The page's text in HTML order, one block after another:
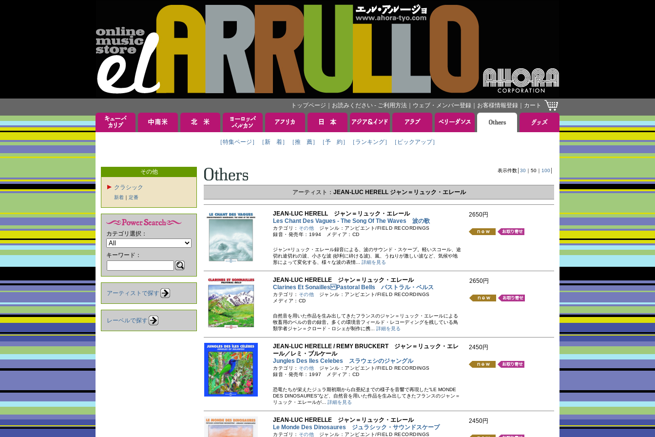
トップページ お読みください - ご利用方法 ウェブ・メンバー登録 お客様情報登録 カート
［特集ページ］ ［新 着］ ［推 薦］ ［予 約］ ［ランキング］ ［ピックアップ］
その他
クラシック
新着 ｜ 定番
カテゴリ選択：
キーワード：
アーティストで探す
レーベルで探す
表示件数│ 30 ｜ 50 ｜ 100
アーティスト： JEAN-LUC HERELL ジャン＝リュック・エレール
JEAN-LUC HERELL ジャン＝リュック・エレール
Les Chant Des Vagues - The Song Of The Waves 波の歌
カテゴリ： その他 ジャンル：アンビエント/FIELD RECORDINGS
録音・発売年：1994 メディア：CD
ジャン=リュック・エレール録音による、波のサウンド・スケープ。軽いスコール、途
切れ途切れの波、小さな波 (砂利に砕ける波)、嵐、うねりが激しい波など、気候や地
形によって変化する、様々な波の表情... 詳細を見る
2650円
JEAN-LUC HERELLE ジャン＝リュック・エレール
Clarines Et Sonailles Pastoral Bells パストラル・ベルス
カテゴリ： その他 ジャンル：アンビエント/FIELD RECORDINGS
メディア：CD
自然音を用いた作品を生み出してきたフランスのジャン＝リュック・エレールによる
牧畜用のベルの音の録音。多くの環境音フィールド・レコーディングを残している鳥
類学者ジャン＝クロード・ロシェが制作に携... 詳細を見る
2650円
JEAN-LUC HERELLE / REMY BRUCKERT ジャン＝リュック・エレ
ール／レミ・ブルケール
Jungles Des Iles Celebes スラウェシのジャングル
カテゴリ： その他 ジャンル：アンビエント/FIELD RECORDINGS
録音・発売年：1997 メディア：CD
恐竜たちが栄えたジュラ期初期から白亜紀までの様子を音響で再現した“LE MONDE
DES DINOSAURES”など、自然音を用いた作品を生み出してきたフランスのジャン＝
リュック・エレールが... 詳細を見る
2450円
JEAN-LUC HERELLE ジャン＝リュック・エレール
Le Monde Des Dinosaures ジュラシック・サウンドスケープ
カテゴリ： その他 ジャンル：アンビエント/FIELD RECORDINGS
2450円